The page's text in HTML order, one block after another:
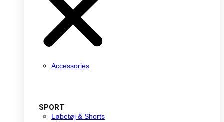
Accessories
SPORT
Løbetøj & Shorts